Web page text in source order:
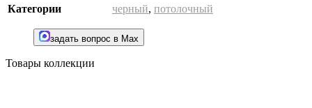
Категории черный, потолочный
задать вопрос в Max
Товары коллекции